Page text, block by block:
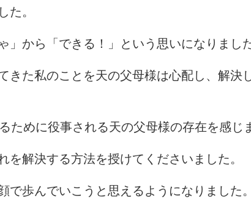
た。
から「できる！」という思いになりました
た私のことを天の父母様は心配し、解決
めに役事される天の父母様の存在を感じ
解決する方法を授けてくださいました。
歩んでいこうと思えるようになりました。